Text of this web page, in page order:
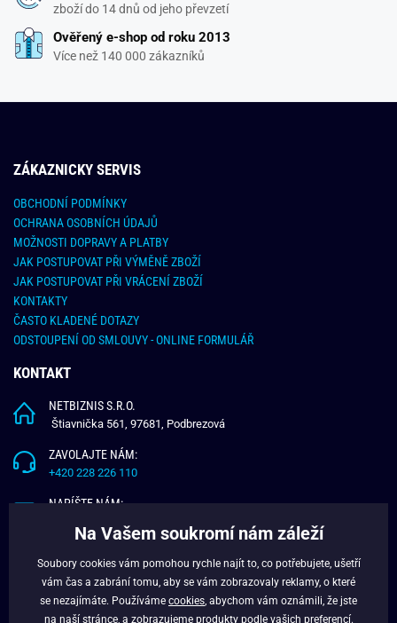
zboží do 14 dnů od jeho převzetí
Ověřený e-shop od roku 2013
Více než 140 000 zákazníků
ZÁKAZNICKY SERVIS
OBCHODNÍ PODMÍNKY
OCHRANA OSOBNÍCH ÚDAJŮ
MOŽNOSTI DOPRAVY A PLATBY
JAK POSTUPOVAT PŘI VÝMĚNĚ ZBOŽÍ
JAK POSTUPOVAT PŘI VRÁCENÍ ZBOŽÍ
KONTAKTY
ČASTO KLADENÉ DOTAZY
ODSTOUPENÍ OD SMLOUVY - ONLINE FORMULÁŘ
KONTAKT
NETBIZNIS S.R.O.
Štiavnička 561, 97681, Podbrezová
ZAVOLAJTE NÁM:
+420 228 226 110
NAPÍŠTE NÁM:
O NÁS
VĚRNOSTNÍ PROGRAM
Na Vašem soukromí nám záleží
Soubory cookies vám pomohou rychle najít to, co potřebujete, ušetří
vám čas a zabrání tomu, aby se vám zobrazovaly reklamy, o které
se nezajímáte. Používáme cookies , abychom vám oznámili, že jste
na naší stránce, a zobrazujeme produkty podle vašich preferencí.